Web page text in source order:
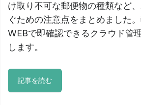
け取り不可な郵便物の種類など
ぐための注意点をまとめました
WEBで即確認できるクラウド管
します。
記事を読む